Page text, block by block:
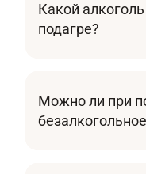
Какой
подагре?
которые могут
мочевой
Можно ли при